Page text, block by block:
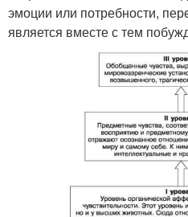
эмоции или потребности,
является вместе с тем